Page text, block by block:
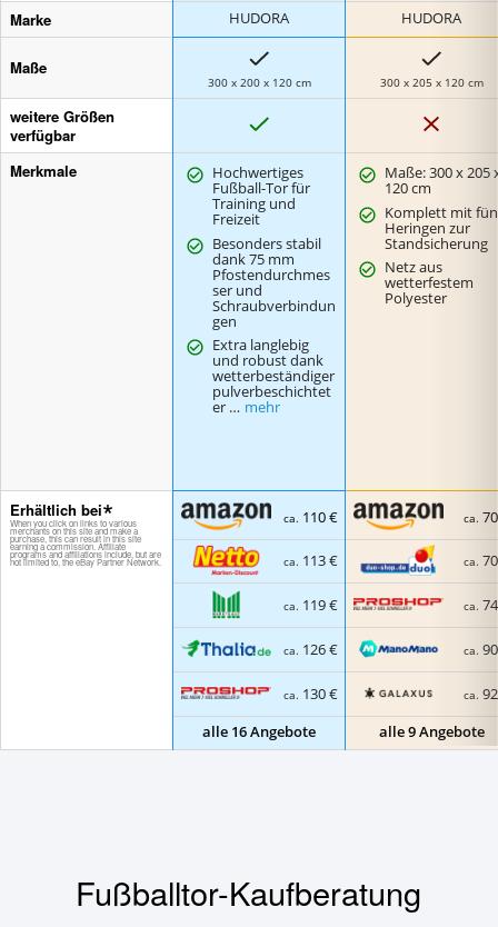
Marke HUDORA HUDORA
Maße
300 x 200 x 120 cm 300 x 205 x 120 cm
weitere Größen
verfügbar
i
n
Merkmale
Hochwertiges
Fußball-Tor für
Training und
Freizeit
Besonders stabil
dank 75 mm
Pfostendurchmes
ser und
Schraubverbindun
gen
Extra langlebig
und robust dank
wetterbeständiger
pulverbeschichtet
er … mehr
Maße: 300 x 205
120 cm
Komplett mit
Heringen zur
Standsicherung
Netz aus
wetterfestem
Polyester
Erhältlich bei ca. 110 €
ca. 113 €
ca. 119 €
ca. 126 €
ca. 130 €
alle 16 Angebote
ca.
ca.
ca.
ca.
ca.
alle 9 Angebote
Fußballtor-Kaufberatung